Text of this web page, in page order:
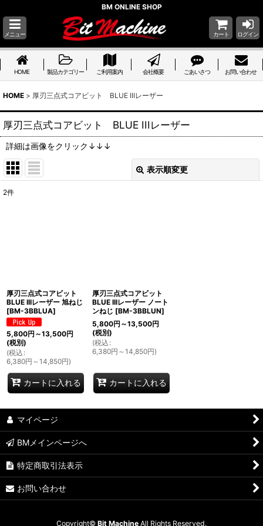
BM ONLINE SHOP
メニュー カート ログイン
HOME 製品カテゴリー ご利用案内 会社概要 ごあいさつ お問い合わせ
HOME > 厚刃三点式コアビット BLUE IIIレーザー
厚刃三点式コアビット BLUE IIIレーザー
詳細は画像をクリック↓↓↓
表示順変更
サブカテゴリ
絞り込む
2件
厚刃三点式コアビット
BLUE IIIレーザー 旭ねじ
[BM-3BBLUA]
5,800円 ～13,500円
(税別)
(税込 :
6,380円 ～14,850円)
カートに入れる
厚刃三点式コアビット
BLUE IIIレーザー ノート
ンねじ [BM-3BBLUN]
5,800円 ～13,500円
(税別)
(税込 :
6,380円 ～14,850円)
カートに入れる
マイページ
BMメインページへ
特定商取引法表示
お問い合わせ
Copyright© Bit Machine All Rights Reserved.